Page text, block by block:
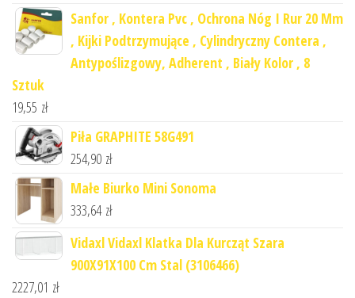
Sanfor , Kontera Pvc , Ochrona Nóg I Rur 20 Mm
, Kijki Podtrzymujące , Cylindryczny Contera ,
Antypoślizgowy, Adherent , Biały Kolor , 8
Sztuk
19,55 zł
Piła GRAPHITE 58G491
254,90 zł
Małe Biurko Mini Sonoma
333,64 zł
Vidaxl Vidaxl Klatka Dla Kurcząt Szara
900X91X100 Cm Stal (3106466)
2227,01 zł